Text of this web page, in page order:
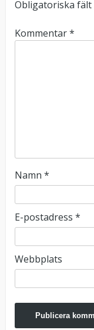
Obligatoriska
Kommentar*
Namn *
E-postadress *
Webbplats